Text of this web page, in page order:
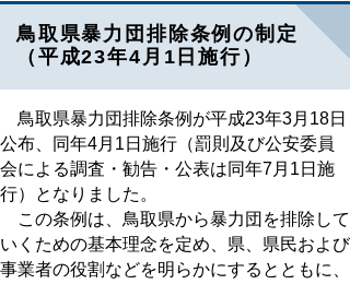
鳥取県暴力団排除条例の制定
（平成23年4月1日施行）
鳥取県暴力団排除条例が平成23年3月18日
公布、同年4月1日施行（罰則及び公安委員
会による調査・勧告・公表は同年7月1日施
行）となりました。
この条例は、鳥取県から暴力団を排除して
いくための基本理念を定め、県、県民および
事業者の役割などを明らかにするとともに、